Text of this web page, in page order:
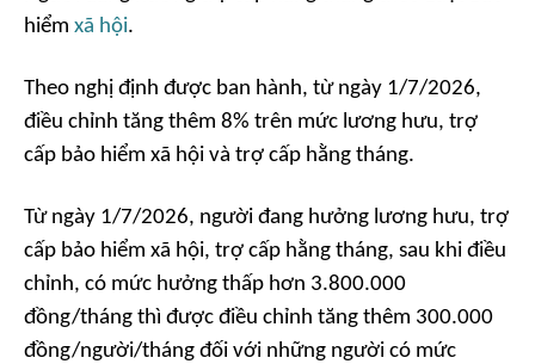
hiểm xã hội.
Theo nghị định được ban hành, từ ngày 1/7/2026,
điều chỉnh tăng thêm 8% trên mức lương hưu, trợ
cấp bảo hiểm xã hội và trợ cấp hằng tháng.
Từ ngày 1/7/2026, người đang hưởng lương hưu, trợ
cấp bảo hiểm xã hội, trợ cấp hằng tháng, sau khi điều
chỉnh, có mức hưởng thấp hơn 3.800.000
đồng/tháng thì được điều chỉnh tăng thêm 300.000
đồng/người/tháng đối với những người có mức